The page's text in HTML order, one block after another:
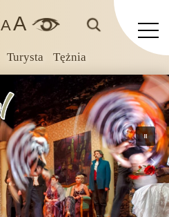
Turysta Tężnia
AA